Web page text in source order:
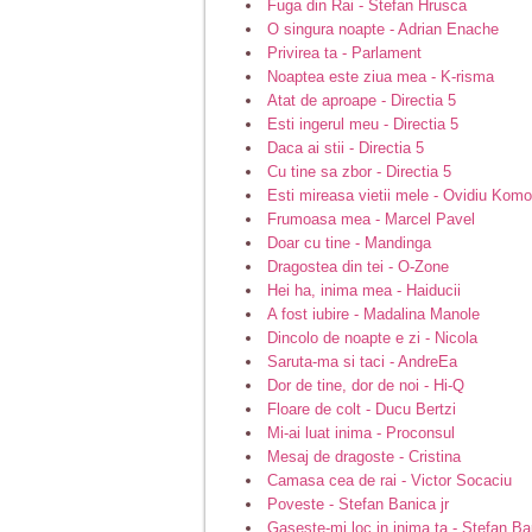
Fuga din Rai - Stefan Hrusca
O singura noapte - Adrian Enache
Privirea ta - Parlament
Noaptea este ziua mea - K-risma
Atat de aproape - Directia 5
Esti ingerul meu - Directia 5
Daca ai stii - Directia 5
Cu tine sa zbor - Directia 5
Esti mireasa vietii mele - Ovidiu
Frumoasa mea - Marcel Pavel
Doar cu tine - Mandinga
Dragostea din tei - O-Zone
Hei ha, inima mea - Haiducii
A fost iubire - Madalina Manole
Dincolo de noapte e zi - Nicola
Saruta-ma si taci - AndreEa
Dor de tine, dor de noi - Hi-Q
Floare de colt - Ducu Bertzi
Mi-ai luat inima - Proconsul
Mesaj de dragoste - Cristina
Camasa cea de rai - Victor Socaciu
Poveste - Stefan Banica jr
Gaseste-mi loc in inima ta - Stefan